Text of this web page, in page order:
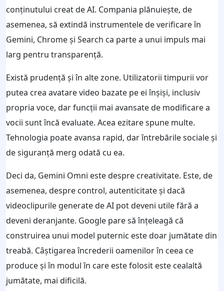
conținutului creat de AI. Compania plănuiește, de
asemenea, să extindă instrumentele de verificare în
Gemini, Chrome și Search ca parte a unui impuls mai
larg pentru transparență.
Există prudență și în alte zone. Utilizatorii timpurii vor
putea crea avatare video bazate pe ei înșiși, inclusiv
propria voce, dar funcții mai avansate de modificare a
vocii sunt încă evaluate. Acea ezitare spune multe.
Tehnologia poate avansa rapid, dar întrebările sociale și
de siguranță merg odată cu ea.
Deci da, Gemini Omni este despre creativitate. Este, de
asemenea, despre control, autenticitate și dacă
videoclipurile generate de AI pot deveni utile fără a
deveni deranjante. Google pare să înțeleagă că
construirea unui model puternic este doar jumătate din
treabă. Câștigarea încrederii oamenilor în ceea ce
produce și în modul în care este folosit este cealaltă
jumătate, mai dificilă.